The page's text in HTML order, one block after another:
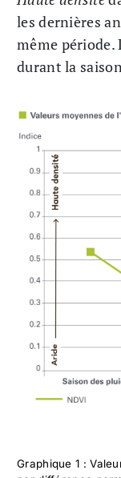
les dernières
même période.
durant la
Graphique 1 :